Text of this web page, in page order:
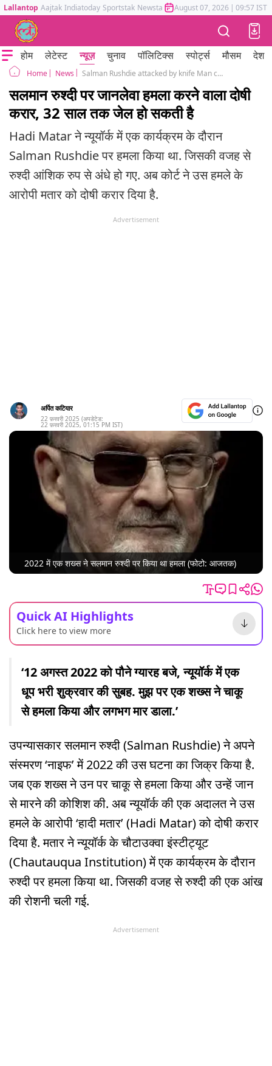
Lallantop Aajtak Indiatoday Sportstak Newstak Mumbai Tak Astrotak
August 07, 2026 | 09:57 IST
होम लेटेस्ट न्यूज़ चुनाव पॉलिटिक्स स्पोर्ट्स मौसम देश
Home News Salman Rushdie attacked by knife Man convicted hadi matar found-guilty
सलमान रुश्दी पर जानलेवा हमला करने वाला दोषी
करार, 32 साल तक जेल हो सकती है
Hadi Matar ने न्यूयॉर्क में एक कार्यक्रम के दौरान
Salman Rushdie पर हमला किया था. जिसकी वजह से
रुश्दी आंशिक रुप से अंधे हो गए. अब कोर्ट ने उस हमले के
आरोपी मतार को दोषी करार दिया है.
Advertisement
अर्पित कटियार
22 फ़रवरी 2025 (अपडेटेड:
22 फ़रवरी 2025, 01:15 PM IST)
2022 में एक शख्स ने सलमान रुश्दी पर किया था हमला (फोटो: आजतक)
Quick AI Highlights
Click here to view more
‘12 अगस्त 2022 को पौने ग्यारह बजे, न्यूयॉर्क में एक
धूप भरी शुक्रवार की सुबह. मुझ पर एक शख्स ने चाकू
से हमला किया और लगभग मार डाला.’
उपन्यासकार सलमान रुश्दी (Salman Rushdie) ने अपने
संस्मरण ‘नाइफ’ में 2022 की उस घटना का जिक्र किया है.
जब एक शख्स ने उन पर चाकू से हमला किया और उन्हें जान
से मारने की कोशिश की. अब न्यूयॉर्क की एक अदालत ने उस
हमले के आरोपी ‘हादी मतार’ (Hadi Matar) को दोषी करार
दिया है. मतार ने न्यूयॉर्क के चौटाउक्वा इंस्टीट्यूट
(Chautauqua Institution) में एक कार्यक्रम के दौरान
रुश्दी पर हमला किया था. जिसकी वजह से रुश्दी की एक आंख
की रोशनी चली गई.
Advertisement